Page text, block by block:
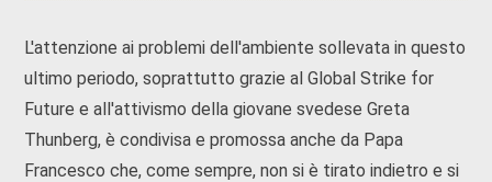
L'attenzione ai problemi dell'ambiente sollevata in questo
ultimo periodo, soprattutto grazie al Global Strike for
Future e all'attivismo della giovane svedese Greta
Thunberg, è condivisa e promossa anche da Papa
Francesco che, come sempre, non si è tirato indietro e si